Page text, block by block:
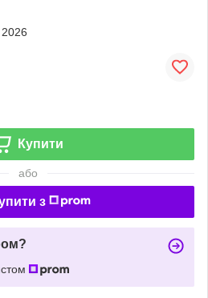
Купити
або
з